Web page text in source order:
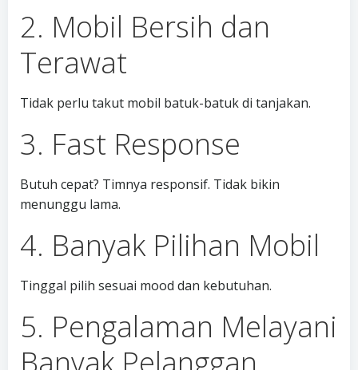
2. Mobil Bersih dan
Terawat
Tidak perlu takut mobil batuk-batuk di tanjakan.
3. Fast Response
Butuh cepat? Timnya responsif. Tidak bikin
menunggu lama.
4. Banyak Pilihan Mobil
Tinggal pilih sesuai mood dan kebutuhan.
5. Pengalaman Melayani